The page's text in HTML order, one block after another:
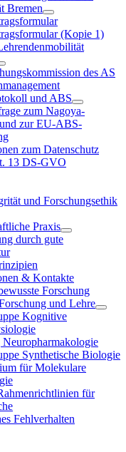
Bremen
(Kopie 1)
des AS
und ABS
zum Nagoya-
zur EU-ABS-
zum Datenschutz
13 DS-GVO
und Forschungsethik
Praxis
durch gute
& Kontakte
Forschung
und Lehre
Kognitive
Synthetische Biologie
für Molekulare
für
Fehlverhalten